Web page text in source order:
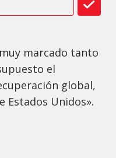
marcado tanto
el
global,
Estados Unidos».